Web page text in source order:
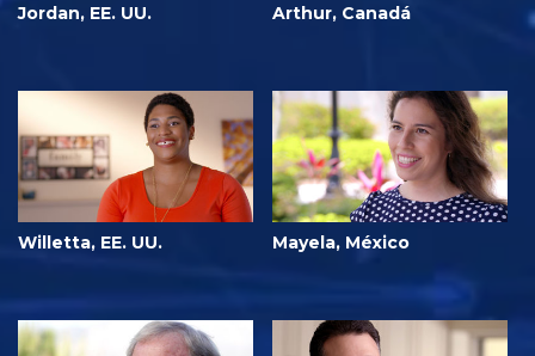
Jordan, EE. UU. Arthur, Canadá
Willetta, EE. UU. Mayela, México